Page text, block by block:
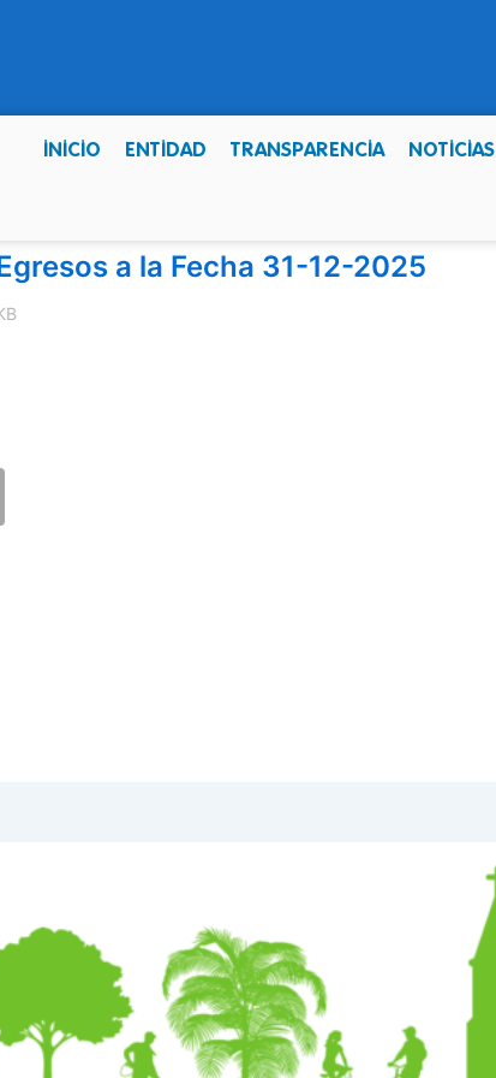
INICIO ENTIDAD TRANSPARENCIA NOTICIAS
a la Fecha 31-12-2025